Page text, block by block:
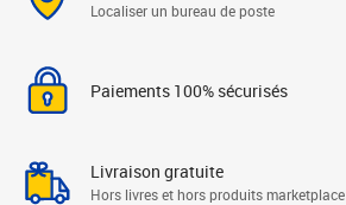
Localiser un bureau de poste
Paiements 100% sécurisés
Livraison gratuite
Hors livres et hors produits marketplace